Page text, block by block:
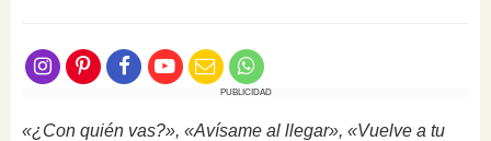
PUBLICIDAD
«¿Con quién vas?», «Avísame al llegar», «Vuelve a tu